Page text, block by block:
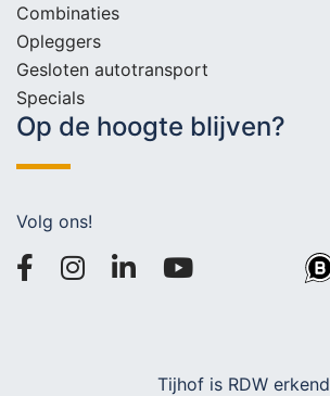
Combinaties
Opleggers
Gesloten autotransport
Specials
Op de hoogte blijven?
Volg ons!
Tijhof is RDW erkend